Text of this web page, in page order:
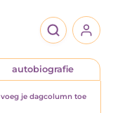
autobiografie
voeg je dagcolumn toe